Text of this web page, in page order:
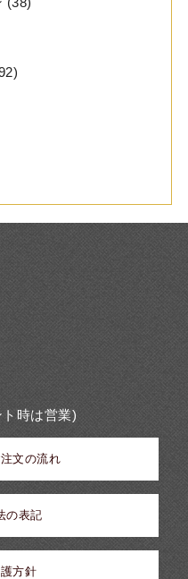
時は営業)
文の流れ
の表記
方針